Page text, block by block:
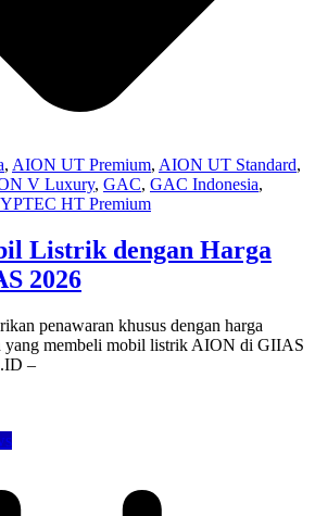
, AION UT Premium, AION UT Standard,
V Luxury, GAC, GAC Indonesia,
HT Premium
Listrik dengan Harga
2026
penawaran khusus dengan harga
yang membeli mobil listrik AION di GIIAS
–